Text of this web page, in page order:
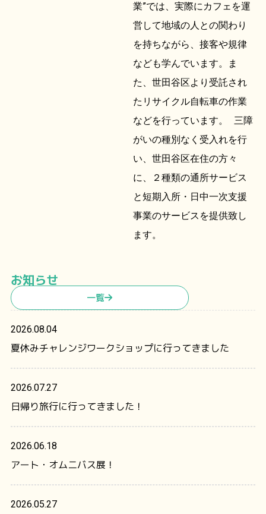
業”では、実際にカフェを運
営して地域の人との関わり
を持ちながら、接客や規律
なども学んでいます。ま
た、世田谷区より受託され
たリサイクル自転車の作業
などを行っています。 三障
がいの種別なく受入れを行
い、世田谷区在住の方々
に、２種類の通所サービス
と短期入所・日中一次支援
事業のサービスを提供致し
ます。
お知らせ
一覧
2026.08.04
夏休みチャレンジワークショップに行ってきました
2026.07.27
日帰り旅行に行ってきました！
2026.06.18
アート・オムニバス展！
2026.05.27